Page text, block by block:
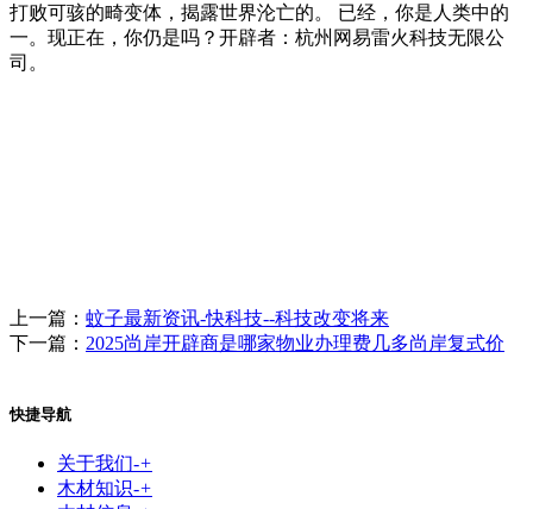
打败可骇的畸变体，揭露世界沦亡的。 已经，你是人类中的
一。现正在，你仍是吗？开辟者：杭州网易雷火科技无限公
司。
上一篇： 蚊子最新资讯-快科技--科技改变将来
下一篇： 2025尚岸开辟商是哪家物业办理费几多尚岸复式价
快捷导航
关于我们-+
木材知识-+